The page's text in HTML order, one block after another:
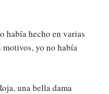
había hecho en varias
yo no había
una bella dama